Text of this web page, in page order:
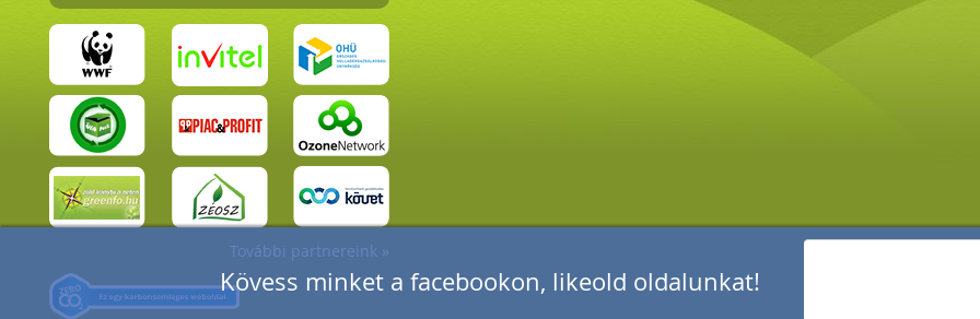
Kövess minket a facebookon, likeold oldalunkat!
További partnereink »